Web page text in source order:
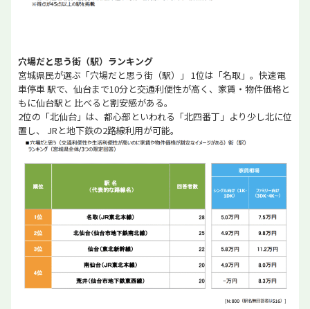
穴場だと思う街（駅）ランキング
宮城県民が選ぶ「穴場だと思う街（駅）」 1位は「名取」。快速電
車停車 駅で、仙台まで10分と交通利便性が高く、家賃・物件価格と
もに仙台駅と 比べると割安感がある。
2位の「北仙台」は、都心部といわれる「北四番丁」より少し北に位
置し、 JRと地下鉄の2路線利用が可能。